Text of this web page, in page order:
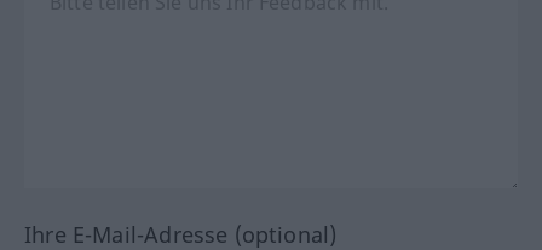
Ihre E-Mail-Adresse (optional)